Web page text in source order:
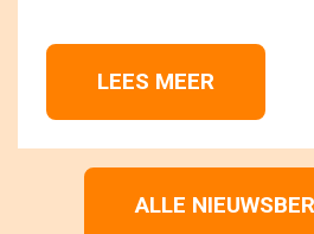
LEES MEER
ALLE